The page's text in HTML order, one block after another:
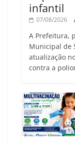
infantil
07/08/2026
A Prefeitura,
Municipal de
atualização
contra a